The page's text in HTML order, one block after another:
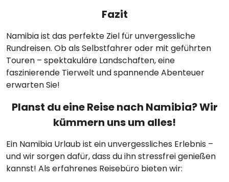
Fazit
Namibia ist das perfekte Ziel für unvergessliche
Rundreisen. Ob als Selbstfahrer oder mit geführten
Touren – spektakuläre Landschaften, eine
faszinierende Tierwelt und spannende Abenteuer
erwarten Sie!
Planst du eine Reise nach Namibia? Wir
kümmern uns um alles!
Ein Namibia Urlaub ist ein unvergessliches Erlebnis –
und wir sorgen dafür, dass du ihn stressfrei genießen
kannst! Als erfahrenes Reisebüro bieten wir: